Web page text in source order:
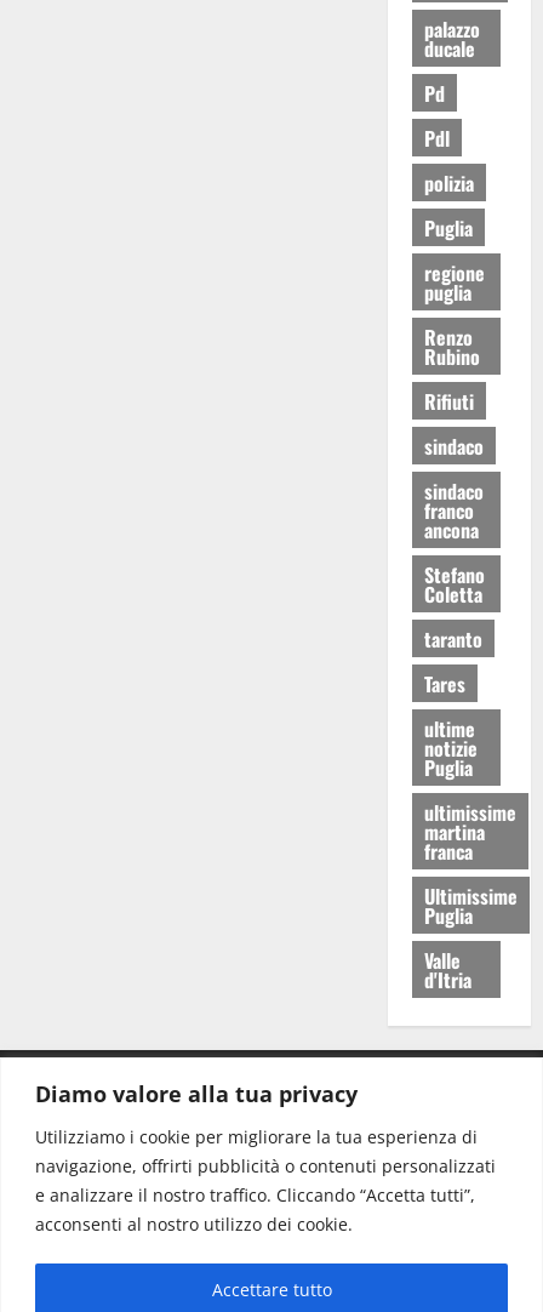
Diamo valore alla tua privacy
Utilizziamo i cookie per migliorare la tua esperienza di
navigazione, offrirti pubblicità o contenuti personalizzati
e analizzare il nostro traffico. Cliccando “Accetta tutti”,
acconsenti al nostro utilizzo dei cookie.
Accettare tutto
palazzo
ducale
Pd
Pdl
polizia
Puglia
regione
puglia
Renzo
Rubino
Rifiuti
sindaco
sindaco
franco
ancona
Stefano
Coletta
taranto
Tares
ultime
notizie
Puglia
ultimissime
martina
franca
Ultimissime
Puglia
Valle
d'Itria
Redazione: redazione@www.martinasera.it
Direttore:direttore@www.martinasera.it
Info & Commerciale:info@www.martinasera.it